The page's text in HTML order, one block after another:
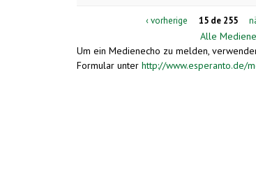
‹ vorherige 15 de 255
Alle
Um ein Medienecho zu melden,
Formular unter http://www.esperanto.de/